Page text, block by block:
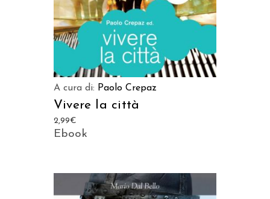
A cura di: Paolo Crepaz
Vivere la città
2,99€
Ebook